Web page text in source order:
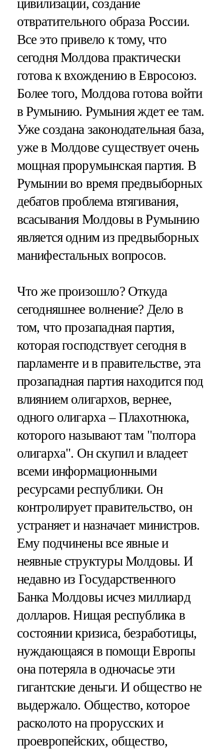
цивилизации, создание
отвратительного образа России.
Все это привело к тому, что
сегодня Молдова практически
готова к вхождению в Евросоюз.
Более того, Молдова готова войти
в Румынию. Румыния ждет ее там.
Уже создана законодательная база,
уже в Молдове существует очень
мощная прорумынская партия. В
Румынии во время предвыборных
дебатов проблема втягивания,
всасывания Молдовы в Румынию
является одним из предвыборных
манифестальных вопросов.
Что же произошло? Откуда
сегодняшнее волнение? Дело в
том, что прозападная партия,
которая господствует сегодня в
парламенте и в правительстве, эта
прозападная партия находится под
влиянием олигархов, вернее,
одного олигарха – Плахотнюка,
которого называют там "полтора
олигарха". Он скупил и владеет
всеми информационными
ресурсами республики. Он
контролирует правительство, он
устраняет и назначает министров.
Ему подчинены все явные и
неявные структуры Молдовы. И
недавно из Государственного
Банка Молдовы исчез миллиард
долларов. Нищая республика в
состоянии кризиса, безработицы,
нуждающаяся в помощи Европы
она потеряла в одночасье эти
гигантские деньги. И общество не
выдержало. Общество, которое
расколото на прорусских и
проевропейских, общество,